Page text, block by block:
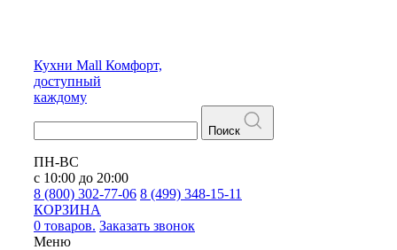
Кухни Mall Комфорт,
доступный
каждому
Поиск
ПН-ВС
с 10:00 до 20:00
8 (800) 302-77-06 8 (499) 348-15-11
КОРЗИНА
0 товаров. Заказать звонок
Меню